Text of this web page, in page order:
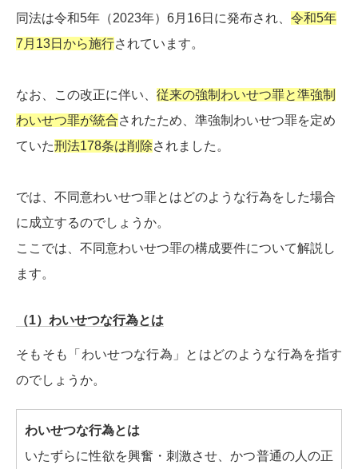
同法は令和5年（2023年）6月16日に発布され、 令和5年
7月13日から施行されています。
なお、この改正に伴い、 従来の強制わいせつ罪と準強制
わいせつ罪が統合されたため、準強制わいせつ罪を定め
ていた刑法178条は削除されました。
では、不同意わいせつ罪とはどのような行為をした場合
に成立するのでしょうか。
ここでは、不同意わいせつ罪の構成要件について解説し
ます。
（1）わいせつな行為とは
そもそも「わいせつな行為」とはどのような行為を指す
のでしょうか。
わいせつな行為とは
いたずらに性欲を興奮・刺激させ、かつ普通の人の正